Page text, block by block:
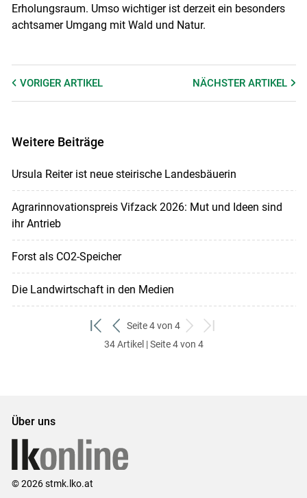
Erholungsraum. Umso wichtiger ist derzeit ein besonders
achtsamer Umgang mit Wald und Natur.
VORIGER ARTIKEL NÄCHSTERARTIKEL
Weitere Beiträge
Ursula Reiter ist neue steirische Landesbäuerin
Agrarinnovationspreis Vifzack 2026: Mut und Ideen sind
ihr Antrieb
Forst als CO2-Speicher
Die Landwirtschaft in den Medien
zum
ersten
zurück
zum
Seite 4 von 4
weiter
zum
zum
34 Artikel | Seite 4 von 4
Über uns
© 2026 stmk.lko.at